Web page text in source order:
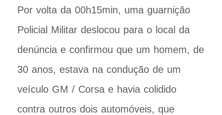
Por volta da 00h15min, uma guarnição
Policial Militar deslocou para o local da
denúncia e confirmou que um homem, de
30 anos, estava na condução de um
veículo GM / Corsa e havia colidido
contra outros dois automóveis, que